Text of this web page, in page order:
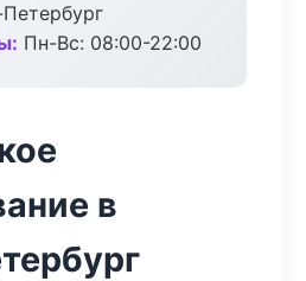
Пн-Вс: 08:00-22:00
в